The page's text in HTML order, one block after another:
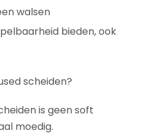
walsen
bieden, ook
scheiden?
is geen soft
moedig.